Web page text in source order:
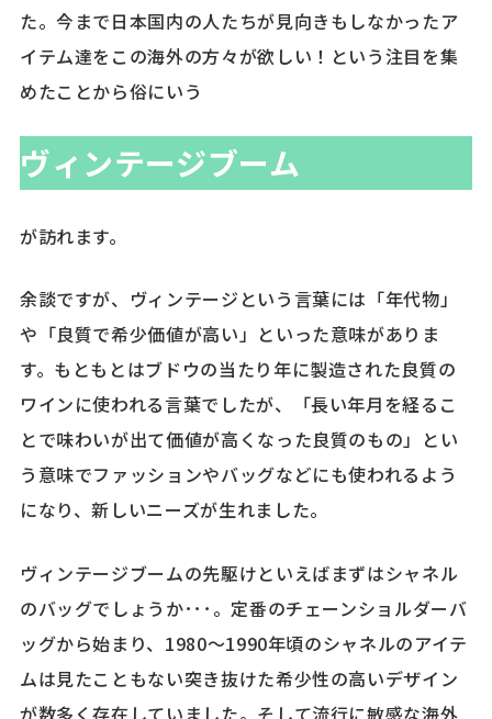
た。今まで日本国内の人たちが見向きもしなかったア
イテム達をこの海外の方々が欲しい！という注目を集
めたことから俗にいう
ヴィンテージブーム
が訪れます。
余談ですが、ヴィンテージという言葉には「年代物」
や「良質で希少価値が高い」といった意味がありま
す。もともとはブドウの当たり年に製造された良質の
ワインに使われる言葉でしたが、「長い年月を経るこ
とで味わいが出て価値が高くなった良質のもの」とい
う意味でファッションやバッグなどにも使われるよう
になり、新しいニーズが生れました。
ヴィンテージブームの先駆けといえばまずはシャネル
のバッグでしょうか･･･。定番のチェーンショルダーバ
ッグから始まり、1980～1990年頃のシャネルのアイテ
ムは見たこともない突き抜けた希少性の高いデザイン
が数多く存在していました。そして流行に敏感な海外